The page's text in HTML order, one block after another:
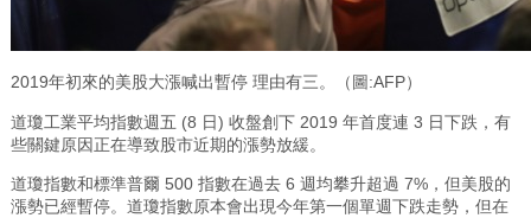
2019年初來的美股大漲喊出暫停 理由有三。（圖:AFP）
道瓊工業平均指數週五 (8 日) 收盤創下 2019 年首度連 3 日下跌，有
些關鍵原因正在導致股市近期的漲勢放緩。
道瓊指數和標準普爾 500 指數在過去 6 週均攀升超過 7%，但美股的
漲勢已經暫停。道瓊指數原本會出現今年第一個單週下跌走勢，但在